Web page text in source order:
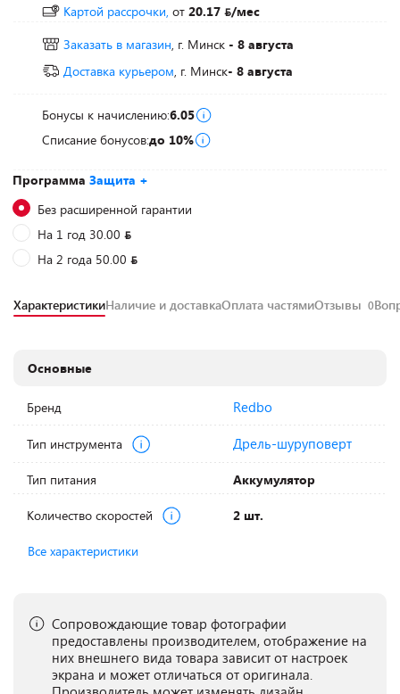
Программа Защита +
Без расширенной гарантии
На 1 год 30.00
На 2 года 50.00
Картой рассрочки, от 20.17
/мес
Заказать в магазин, г. Минск - 8 августа
Доставка курьером, г. Минск- 8 августа
Бонусы к начислению:6.05
Списание бонусов:до 10%
ХарактеристикиНаличие и доставкаОплата частямиОтзывы 0
Основные
Бренд Redbo
Тип инструмента Дрель-шуруповерт
Тип питания Аккумулятор
Количество скоростей 2 шт.
Все характеристики
Сопровождающие товар фотографии
предоставлены производителем, отображение на
них внешнего вида товара зависит от настроек
экрана и может отличаться от оригинала.